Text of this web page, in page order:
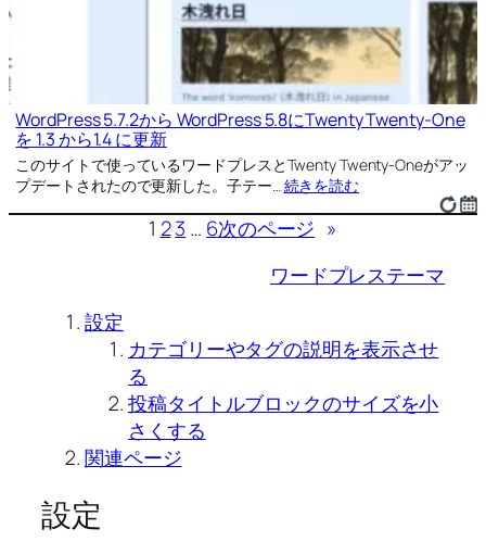
WordPress 5.7.2から WordPress 5.8にTwenty Twenty-One
を 1.3 から1.4 に更新
このサイトで使っているワードプレスとTwenty Twenty-Oneがアッ
プデートされたので更新した。子テー… 続きを読む
1 23 … 6次のページ »
ワードプレステーマ
設定
カテゴリーやタグの説明を表示させ
る
投稿タイトルブロックのサイズを小
さくする
関連ページ
設定